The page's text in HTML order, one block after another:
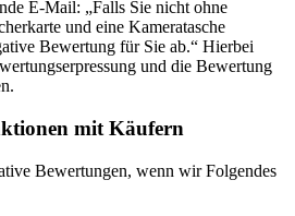
E-Mail: „Falls Sie nicht ohne
und eine Kameratasche
Bewertung für Sie ab.“ Hierbei
und die Bewertung
mit Käufern
Bewertungen, wenn wir Folgendes